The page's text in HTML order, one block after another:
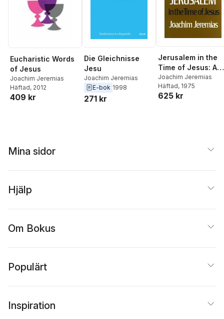
Eucharistic Words
of Jesus
Joachim Jeremias
Häftad, 2012
409 kr
Die Gleichnisse
Jesu
Joachim Jeremias
E-bok 1998
271 kr
Jerusalem in the
Time of Jesus: An
Investigation Into
Econ./Social
Conditions During
Joachim Jeremias
Häftad, 1975
625 kr
Mina sidor
Hjälp
Om Bokus
Populärt
Inspiration